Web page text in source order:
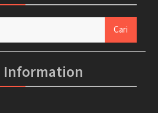
Information